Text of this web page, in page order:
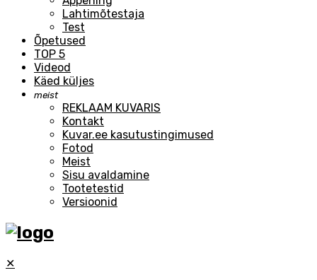
Lahtimõtestaja
Test
Õpetused
TOP 5
Videod
Käed küljes
meist
REKLAAM KUVARIS
Kontakt
Kuvar.ee kasutustingimused
Fotod
Meist
Sisu avaldamine
Tootetestid
Versioonid
✕